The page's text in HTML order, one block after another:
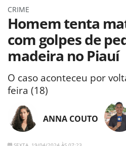
CRIME
Homem tenta
com golpes de
madeira no Piauí
O caso aconteceu por
feira (18)
ANNA COUTO